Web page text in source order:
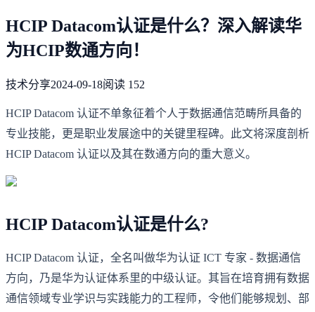
HCIP Datacom认证是什么？深入解读华
为HCIP数通方向！
技术分享2024-09-18阅读 152
HCIP Datacom 认证不单象征着个人于数据通信范畴所具备的
专业技能，更是职业发展途中的关键里程碑。此文将深度剖析
HCIP Datacom 认证以及其在数通方向的重大意义。
HCIP Datacom认证是什么?
HCIP Datacom 认证，全名叫做华为认证 ICT 专家 - 数据通信
方向，乃是华为认证体系里的中级认证。其旨在培育拥有数据
通信领域专业学识与实践能力的工程师，令他们能够规划、部